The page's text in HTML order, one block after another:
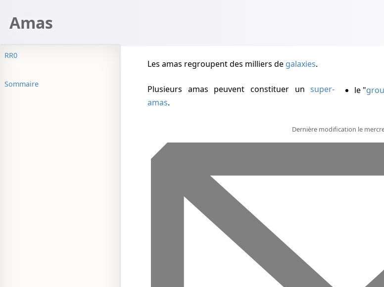
Amas
RR0
Sommaire
le "
Les amas regroupent des milliers de galaxies.
Plusieurs amas peuvent constituer unsuper-
amas.
Dernière modification le